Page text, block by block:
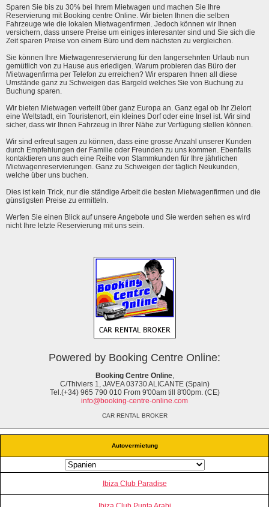
Autovermietung
Ibiza Club Paradise
Sparen Sie bis zu 30% bei Ihrem Mietwagen und machen Sie Ihre
Reservierung mit Booking centre Online. Wir bieten Ihnen die selben
Fahrzeuge wie die lokalen Mietwagenfirmen. Jedoch können wir Ihnen
versichern, dass unsere Preise um einiges interesanter sind und Sie sich die
Zeit sparen Preise von einem Büro und dem nächsten zu vergleichen.
Sie können Ihre Mietwagenreservierung für den langersehnten Urlaub nun
gemütlich von zu Hause aus erledigen. Warum probieren das Büro der
Mietwagenfirma per Telefon zu erreichen? Wir ersparen Ihnen all diese
Umstände ganz zu Schweigen das Bargeld welches Sie von Buchung zu
Buchung sparen.
Wir bieten Mietwagen verteilt über ganz Europa an. Ganz egal ob Ihr Zielort
eine Weltstadt, ein Touristenort, ein kleines Dorf oder eine Insel ist. Wir sind
sicher, dass wir Ihnen Fahrzeug in Ihrer Nähe zur Verfügung stellen können.
Wir sind erfreut sagen zu können, dass eine grosse Anzahl unserer Kunden
durch Empfehlungen der Familie oder Freunden zu uns kommen. Ebenfalls
kontaktieren uns auch eine Reihe von Stammkunden für Ihre jährlichen
Mietwagenreservierungen. Ganz zu Schweigen der täglich Neukunden,
welche über uns buchen.
Dies ist kein Trick, nur die ständige Arbeit die besten Mietwagenfirmen und die
günstigsten Preise zu ermitteln.
Werfen Sie einen Blick auf unsere Angebote und Sie werden sehen es wird
nicht Ihre letzte Reservierung mit uns sein.
Powered by Booking Centre Online:
Booking Centre Online,
C/Thiviers 1, JAVEA 03730 ALICANTE (Spain)
Tel.(+34) 965 790 010 From 9'00am till 8'00pm. (CE)
info@booking-centre-online.com
CAR RENTAL BROKER